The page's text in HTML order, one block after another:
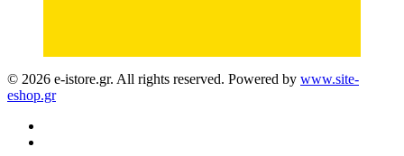
© 2026 e-istore.gr. All rights reserved. Powered by www.site-
eshop.gr